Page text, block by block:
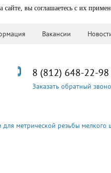
вы соглашаетесь с их
Вакансии
8 (812) 648-22-98
Заказать обратный
для метрической резьбы мелкого